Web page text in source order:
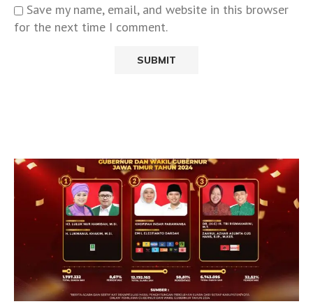
Save my name, email, and website in this browser
for the next time I comment.